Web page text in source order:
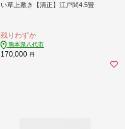
い草上敷き【清正】江戸間4.5畳
残りわずか
熊本県八代市
170,000 円